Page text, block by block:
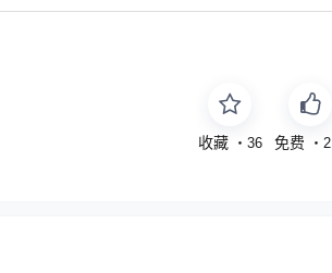
收藏 ・ 36 免费 ・